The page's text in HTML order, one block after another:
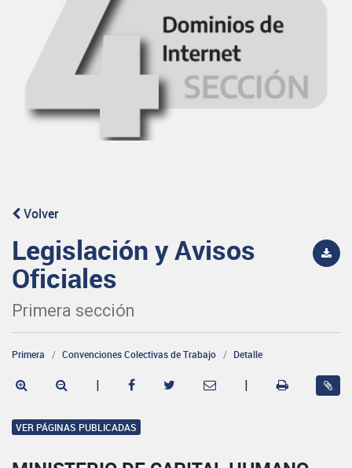
Volver
Legislación y Avisos
Oficiales
Primera sección
Primera Convenciones Colectivas de Trabajo Detalle
| |
VER PÁGINAS PUBLICADAS